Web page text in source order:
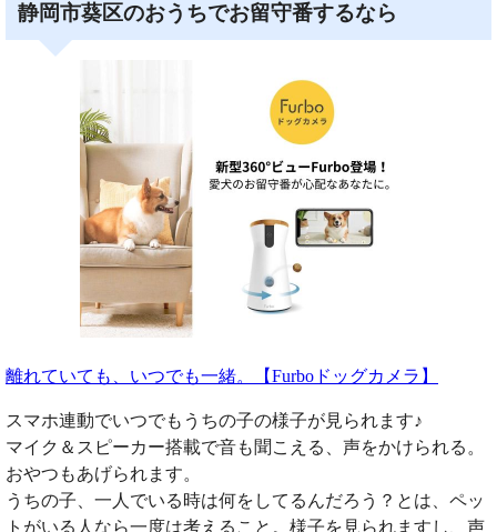
静岡市葵区のおうちでお留守番するなら
離れていても、いつでも一緒。【Furboドッグカメラ】
スマホ連動でいつでもうちの子の様子が見られます♪
マイク＆スピーカー搭載で音も聞こえる、声をかけられる。
おやつもあげられます。
うちの子、一人でいる時は何をしてるんだろう？とは、ペッ
トがいる人なら一度は考えること。様子を見られますし、声